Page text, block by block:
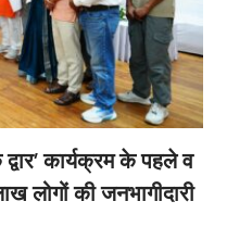
कार्यक्रम के पहले व
लोगों की जनभागीदारी